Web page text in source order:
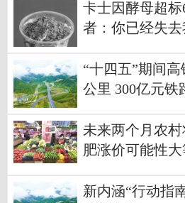
卡士因酵母超标
者：你已经失去
“十四五”期间
公里 300亿元铁
未来两个月农
肥涨价可能性大
新内涵“行动指